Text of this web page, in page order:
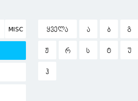
MISC ᲧᲕᲔᲚᲐ Ა Ბ Გ
Ჟ Რ Ს Ტ Უ
Ჰ